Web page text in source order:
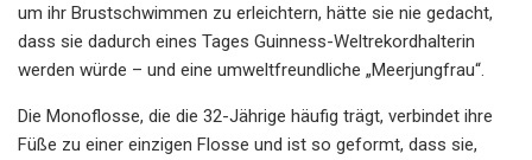
um ihr Brustschwimmen zu erleichtern, hätte sie nie gedacht,
dass sie dadurch eines Tages Guinness-Weltrekordhalterin
werden würde – und eine umweltfreundliche „Meerjungfrau“.
Die Monoflosse, die die 32-Jährige häufig trägt, verbindet ihre
Füße zu einer einzigen Flosse und ist so geformt, dass sie,